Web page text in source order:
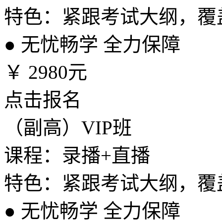
特色：紧跟考试大纲，
● 无忧畅学 全力保障
￥ 2980元
点击报名
（副高）VIP班
课程：录播+直播
特色：紧跟考试大纲，
● 无忧畅学 全力保障